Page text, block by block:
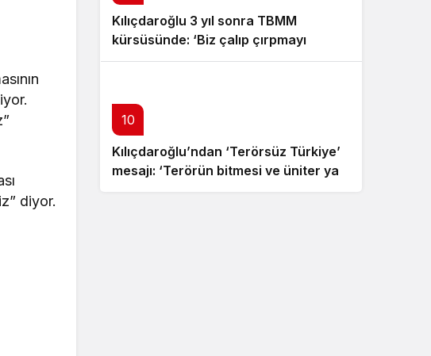
diyor.
Kılıçdaroğlu 3 yıl sonra TBMM
kürsüsünde: ‘Biz çalıp çırpmayı
bilmeyiz’
10
Kılıçdaroğlu’ndan ‘Terörsüz Türkiye’
mesajı: ‘Terörün bitmesi ve üniter yapı